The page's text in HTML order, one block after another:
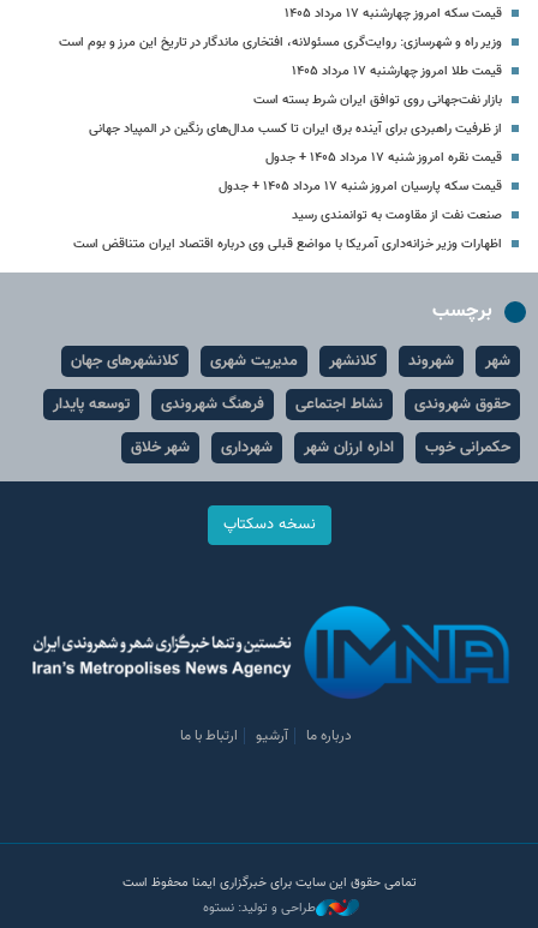
قیمت سکه امروز چهارشنبه ۱۷ مرداد ۱۴۰۵
وزیر راه و شهرسازی: روایت‌گری مسئولانه، افتخاری ماندگار در تاریخ این مرز و بوم است
قیمت طلا امروز چهارشنبه ۱۷ مرداد ۱۴۰۵
بازار نفت‌جهانی روی توافق ایران شرط بسته است
از ظرفیت راهبردی برای آینده برق ایران تا کسب مدال‌های رنگین در المپیاد جهانی
قیمت نقره امروز شنبه ۱۷ مرداد ۱۴۰۵ + جدول
قیمت سکه پارسیان امروز شنبه ۱۷ مرداد ۱۴۰۵ + جدول
صنعت نفت از مقاومت به توانمندی رسید
اظهارات وزیر خزانه‌داری آمریکا با مواضع قبلی وی درباره اقتصاد ایران متناقض است
برچسب
شهر شهروند کلانشهر مدیریت شهری
کلانشهرهای جهان
حقوق شهروندی
نشاط اجتماعی فرهنگ شهروندی
توسعه پایدار
حکمرانی خوب
اداره ارزان شهر شهرداری شهر خلاق
نسخه دسکتاپ
درباره ما آرشیو ارتباط با ما
تمامی حقوق این سایت برای خبرگزاری ایمنا محفوظ است
طراحی و تولید: نستوه